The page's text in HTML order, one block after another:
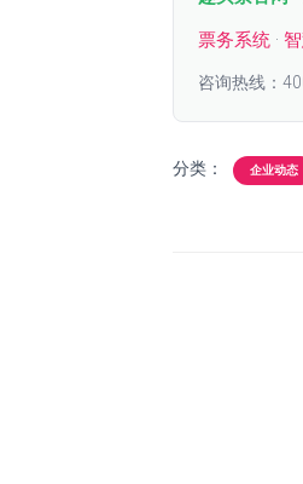
票务系统 ·
咨询热线：
分类： 企业动态